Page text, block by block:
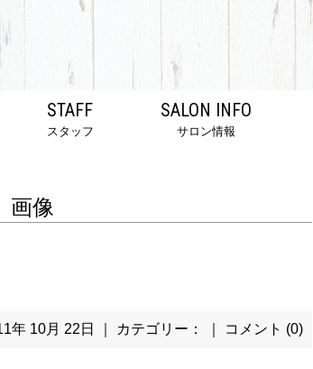
STAFF
スタッフ
SALON INFO
サロン情報
画像
年 10月 22日 ｜ カテゴリー： ｜ コメント (0)